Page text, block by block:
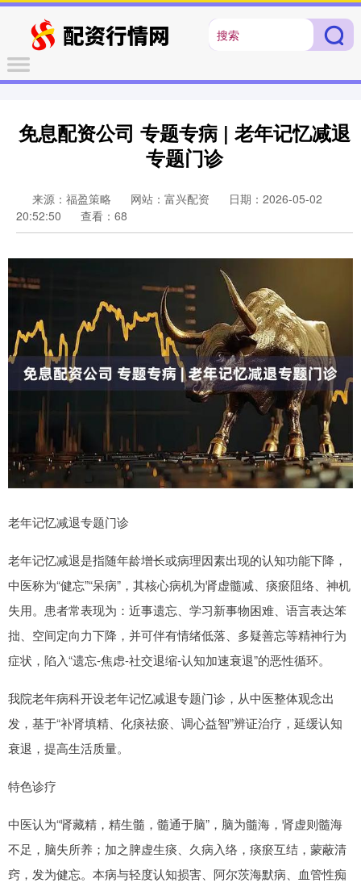
免息配资公司 专题专病 | 老年记忆减退
专题门诊
来源：福盈策略 网站：富兴配资
日期：2026-05-02
20:52:50
查看：68
老年记忆减退专题门诊
老年记忆减退是指随年龄增长或病理因素出现的认知功能下降，
中医称为“健忘”“呆病”，其核心病机为肾虚髓减、痰瘀阻络、神机
失用。患者常表现为：近事遗忘、学习新事物困难、语言表达笨
拙、空间定向力下降，并可伴有情绪低落、多疑善忘等精神行为
症状，陷入“遗忘-焦虑-社交退缩-认知加速衰退”的恶性循环。
我院老年病科开设老年记忆减退专题门诊，从中医整体观念出
发，基于“补肾填精、化痰祛瘀、调心益智”辨证治疗，延缓认知
衰退，提高生活质量。
特色诊疗
中医认为“肾藏精，精生髓，髓通于脑”，脑为髓海，肾虚则髓海
不足，脑失所养；加之脾虚生痰、久病入络，痰瘀互结，蒙蔽清
窍，发为健忘。本病与轻度认知损害、阿尔茨海默病、血管性痴